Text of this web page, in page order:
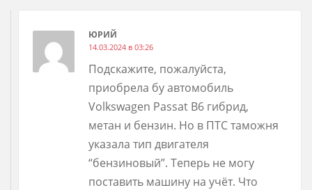
ЮРИЙ
14.03.2024 в 03:26
Подскажите, пожалуйста,
приобрела бу автомобиль
Volkswagen Passat B6 гибрид,
метан и бензин. Но в ПТС таможня
указала тип двигателя
“бензиновый”. Теперь не могу
поставить машину на учёт. Что